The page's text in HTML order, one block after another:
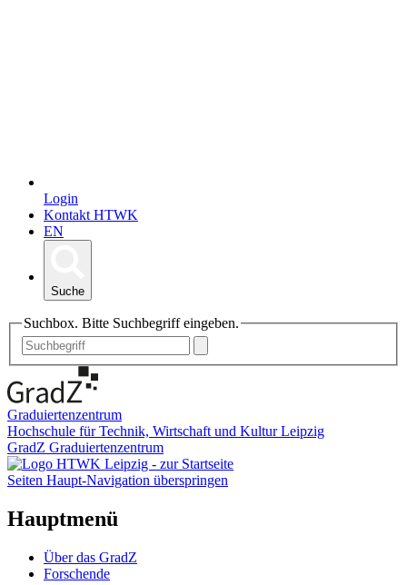
Login
Kontakt HTWK
EN
Suche
Suchbox. Bitte Suchbegriff eingeben.
Graduiertenzentrum
Hochschule für Technik, Wirtschaft und Kultur Leipzig
GradZ Graduiertenzentrum
Seiten Haupt-Navigation überspringen
Hauptmenü
Über das GradZ
Forschende